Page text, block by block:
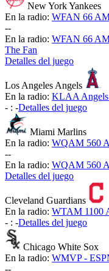
New York Yankees
En la radio: WFAN 66
--
En la radio: WFAN 66
The Fan
Detalles del juego
Los Angeles Angels
En la radio: KLAA
- : -Detalles del juego
Miami Marlins
En la radio: WQAM 560
--
En la radio: WQAM 560
Detalles del juego
Cleveland Guardians
En la radio: WTAM 1100
- : -Detalles del juego
Chicago White Sox
En la radio: WMVP -